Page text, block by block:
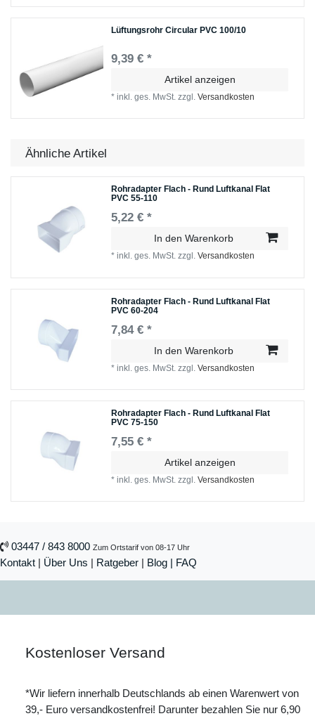
Lüftungsrohr Circular PVC 100/10
9,39 € *
Artikel anzeigen
*inkl. ges. MwSt. zzgl.Versandkosten
Ähnliche Artikel
Rohradapter Flach - Rund Luftkanal Flat
PVC 55-110
5,22 € *
In den Warenkorb
*inkl. ges. MwSt. zzgl.Versandkosten
Rohradapter Flach - Rund Luftkanal Flat
PVC 60-204
7,84 € *
In den Warenkorb
*inkl. ges. MwSt. zzgl.Versandkosten
Rohradapter Flach - Rund Luftkanal Flat
PVC 75-150
7,55 € *
Artikel anzeigen
*inkl. ges. MwSt. zzgl.Versandkosten
03447 / 843 8000 Zum Ortstarif von 08-17 Uhr
Kontakt | Über Uns | Ratgeber | Blog | FAQ
Kostenloser Versand
*Wir liefern innerhalb Deutschlands ab einen Warenwert von
39,- Euro versandkostenfrei! Darunter bezahlen Sie nur 6,90